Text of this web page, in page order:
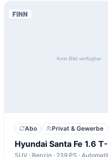
Abo Privat & Gewerbe